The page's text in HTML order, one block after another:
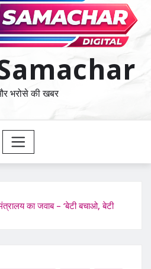
भरोसे की खबर
का जवाब – ‘बेटी बचाओ, बेटी